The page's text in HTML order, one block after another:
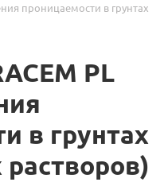
проницаемости в грунтах
PL
в грунтах